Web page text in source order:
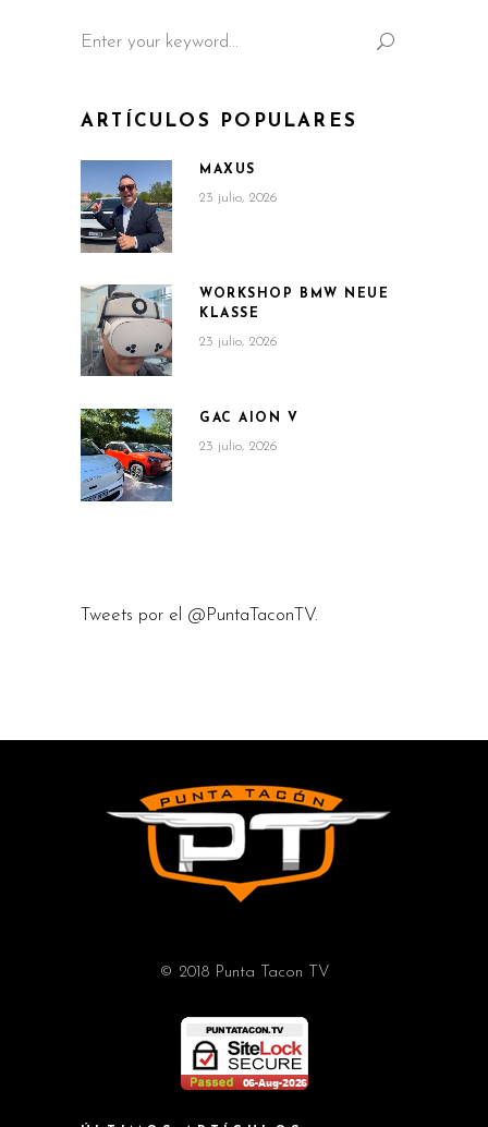
for:
ARTÍCULOS POPULARES
MAXUS
23 julio, 2026
WORKSHOP BMW NEUE
KLASSE
23 julio, 2026
GAC AION V
23 julio, 2026
Tweets por el @PuntaTaconTV.
© 2018 Punta Tacon TV